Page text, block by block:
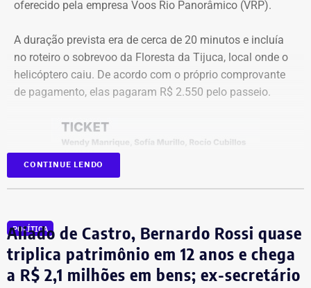
Como vai ser o debate
O formato do debate consiste em três blocos de
perguntas e respostas, confrontos diretos entre os
participantes e espaço para considerações finais.
A ordem das perguntas será definida por sorteio, e o
mediador apenas fará a condução do debate. Esgotados
os tempos de cada candidato, o áudio do microfone será
Na sequência, haverá novos confrontos diretos com
temas livres, seguindo o mesmo formato de tempo e
controle por cronômetro.
oferecido pela empresa Voos Rio Panorâmico (VRP).
A duração prevista era de cerca de 20 minutos e incluía
no roteiro o sobrevoo da Floresta da Tijuca, local onde o
helicóptero caiu. De acordo com o próprio comprovante
de pagamento, elas pagaram R$ 2.550 pelo passeio.
CONTINUE LENDO
POLÍTICA
Aliado de Castro, Bernardo Rossi quase
triplica patrimônio em 12 anos e chega
a R$ 2,1 milhões em bens; ex-secretário